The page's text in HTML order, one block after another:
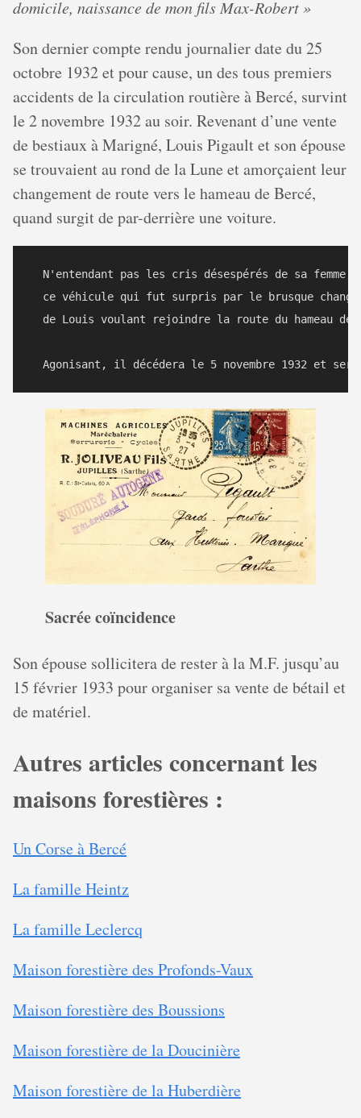
domicile, naissance de mon fils Max-Robert »
Son dernier compte rendu journalier date du 25
octobre 1932 et pour cause, un des tous premiers
accidents de la circulation routière à Bercé, survint
le 2 novembre 1932 au soir. Revenant d’une vente
de bestiaux à Marigné, Louis Pigault et son épouse
se trouvaient au rond de la Lune et amorçaient leur
changement de route vers le hameau de Bercé,
quand surgit de par-derrière une voiture.
N'entendant pas les cris désespérés de sa
ce véhicule qui fut surpris par le brusque
de Louis voulant rejoindre la route du hameau de
Sacrée coïncidence
Son épouse sollicitera de rester à la M.F. jusqu’au
15 février 1933 pour organiser sa vente de bétail et
de matériel.
Autres articles concernant les
maisons forestières :
Un Corse à Bercé
La famille Heintz
La famille Leclercq
Maison forestière des Profonds-Vaux
Maison forestière des Boussions
Maison forestière de la Doucinière
Maison forestière de la Huberdière